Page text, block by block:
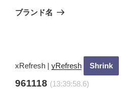
ゲ
ン
稿
の
ブランド名
xRefresh | yRefresh
961118 (13:39:59.6)